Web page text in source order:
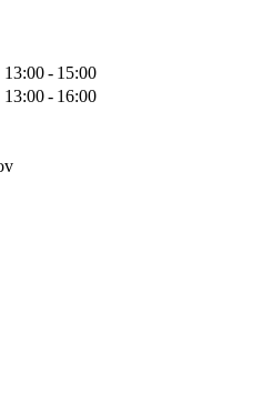
13:00- 15:00
13:00- 16:00